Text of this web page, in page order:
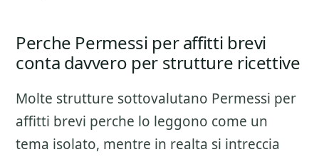
Perche Permessi per affitti brevi
conta davvero per strutture ricettive
Molte strutture sottovalutano Permessi per
affitti brevi perche lo leggono come un
tema isolato, mentre in realta si intreccia